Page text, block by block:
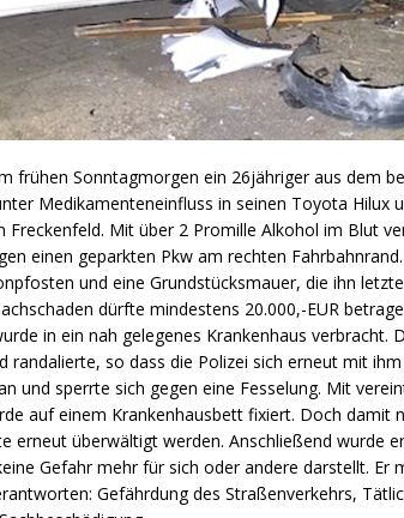
frühen Sonntagmorgen ein 26jähriger aus dem
Medikamenteneinfluss in seinen Toyota Hilux
Freckenfeld. Mit über 2 Promille Alkohol im Blut
einen geparkten Pkw am rechten
und eine Grundstücksmauer, die ihn
dürfte mindestens 20.000,-EUR
in ein nah gelegenes Krankenhaus verbracht.
randalierte, so dass die Polizei sich erneut mit
und sperrte sich gegen eine Fesselung. Mit
auf einem Krankenhausbett fixiert. Doch damit
erneut überwältigt werden. Anschließend wurde
Gefahr mehr für sich oder andere darstellt. Er
Gefährdung des Straßenverkehrs,